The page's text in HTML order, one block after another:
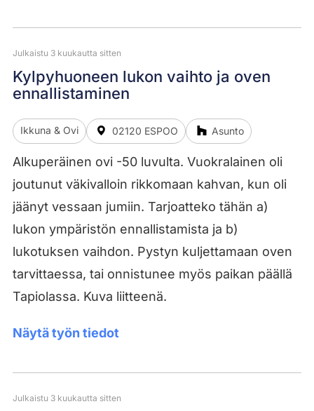
Julkaistu 3 kuukautta sitten
Kylpyhuoneen lukon vaihto ja oven
ennallistaminen
Ikkuna & Ovi 02120 ESPOO Asunto
Alkuperäinen ovi -50 luvulta. Vuokralainen oli
joutunut väkivalloin rikkomaan kahvan, kun oli
jäänyt vessaan jumiin. Tarjoatteko tähän a)
lukon ympäristön ennallistamista ja b)
lukotuksen vaihdon. Pystyn kuljettamaan oven
tarvittaessa, tai onnistunee myös paikan päällä
Tapiolassa. Kuva liitteenä.
Näytä työn tiedot
Julkaistu 3 kuukautta sitten